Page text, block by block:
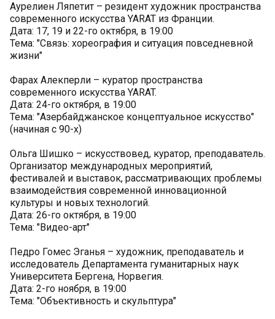
Аурелиен Ляпетит – резидент художник пространства
современного искусства YARAT из Франции.
Дата: 17, 19 и 22-го октября, в 19:00
Тема: "Связь: хореография и ситуация повседневной
жизни"
Фарах Алекперли – куратор пространства
современного искусства YARAT.
Дата: 24-го октября, в 19:00
Тема: "Азербайджанское концептуальное искусство"
(начиная с 90-х)
Ольга Шишко – искусствовед, куратор, преподаватель.
Организатор международных мероприятий,
фестивалей и выставок, рассматривающих проблемы
взаимодействия современной инновационной
культуры и новых технологий.
Дата: 26-го октября, в 19:00
Тема: "Видео-арт"
Педро Гомес Эганья – художник, преподаватель и
исследователь Департамента гуманитарных наук
Университета Бергена, Норвегия.
Дата: 2-го ноября, в 19:00
Тема: "Объективность и скульптура"